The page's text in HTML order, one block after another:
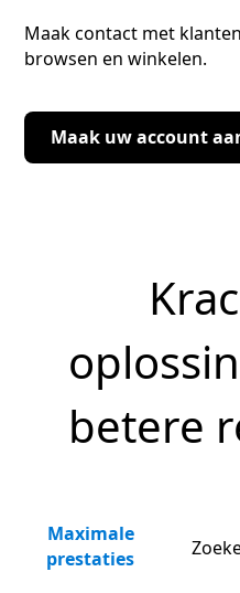
Maak contact met
browsen en winkelen.
Maak uw account
betere
Maximale
prestaties